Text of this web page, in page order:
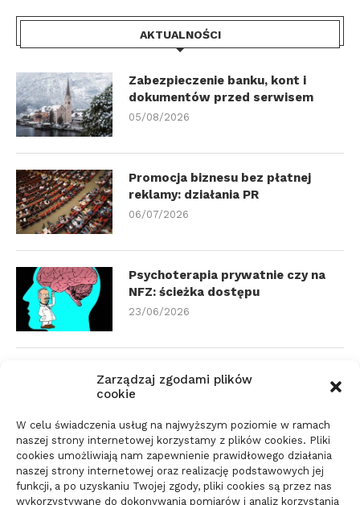
Zarządzaj zgodami plików
cookie
W celu świadczenia usług na najwyższym poziomie w ramach
naszej strony internetowej korzystamy z plików cookies. Pliki
cookies umożliwiają nam zapewnienie prawidłowego działania
naszej strony internetowej oraz realizację podstawowych jej
funkcji, a po uzyskaniu Twojej zgody, pliki cookies są przez nas
wykorzystywane do dokonywania pomiarów i analiz korzystania
AKTUALNOŚCI
Zabezpieczenie banku, kont i
dokumentów przed serwisem
05/08/2026
Promocja biznesu bez płatnej
reklamy: działania PR
06/07/2026
Psychoterapia prywatnie czy na
NFZ: ścieżka dostępu
23/06/2026
Zmiana biura rachunkowego:
dokumenty i terminy
Parkiet do domu do spokojnego
wnętrza: jak wybrać materiał